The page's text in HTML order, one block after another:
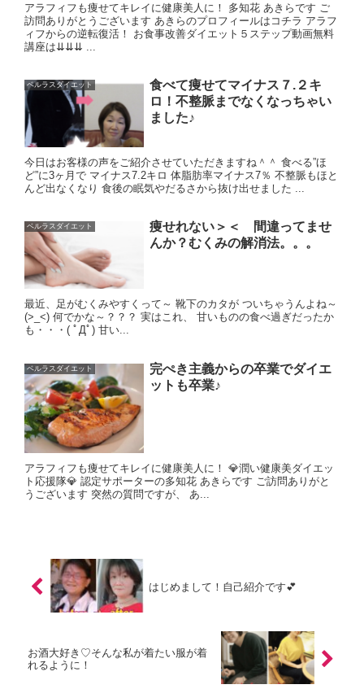
アラフィフも痩せてキレイに健康美人に！ 多知花 あきらです ご
訪問ありがとうございます あきらのプロフィールはコチラ アラフ
ィフからの逆転復活！ お食事改善ダイエット５ステップ動画無料
講座は⇊⇊⇊ ...
ベルラスダイエット
食べて痩せてマイナス７.２キ
ロ！不整脈までなくなっちゃい
ました♪
今日はお客様の声をご紹介させていただきますね＾＾ 食べる”ほ
ど”に3ヶ月で マイナス7.2キロ 体脂肪率マイナス7％ 不整脈もほと
んど出なくなり 食後の眠気やだるさから抜け出せました ...
ベルラスダイエット
痩せれない＞＜ 間違ってませ
んか？むくみの解消法。。。
最近、足がむくみやすくって～ 靴下のカタが ついちゃうんよね～
(>_<) 何でかな～？？？ 実はこれ、 甘いものの食べ過ぎだったか
も・・・( ﾟДﾟ) 甘い...
ベルラスダイエット
完ぺき主義からの卒業でダイエ
ットも卒業♪
アラフィフも痩せてキレイに健康美人に！ 💎潤い健康美ダイエッ
ト応援隊💎 認定サポーターの多知花 あきらです ご訪問ありがと
うございます 突然の質問ですが、 あ...
はじめまして！自己紹介です💕
お酒大好き♡そんな私が着たい服が着
れるように！